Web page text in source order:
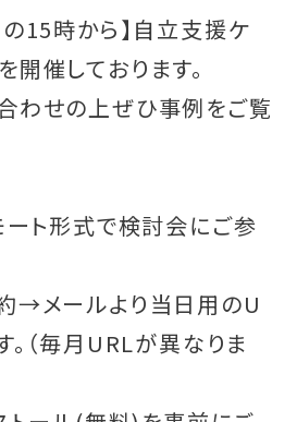
15時から】自立支援ケ
催しております。
わせの上ぜひ事例をご覧
ト形式で検討会にご参
→メールより当日用のU
。（毎月URLが異なりま